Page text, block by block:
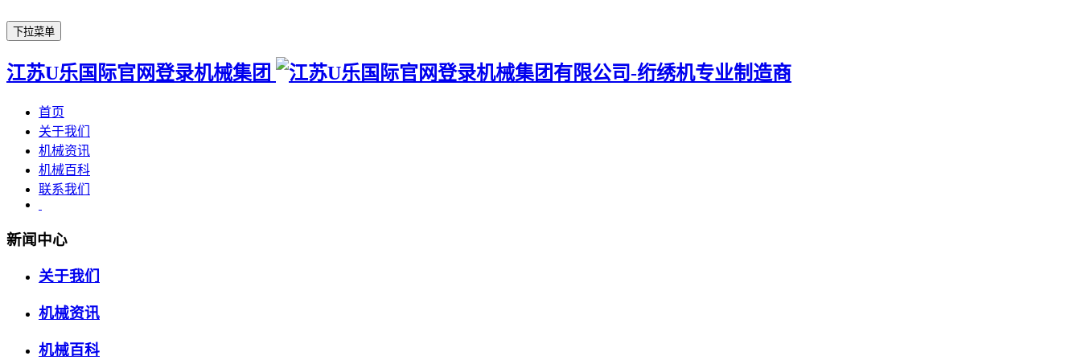
下拉菜单
江苏U乐国际官网登录机械集团
首页
关于我们
机械资讯
机械百科
联系我们
新闻中心
关于我们
机械资讯
机械百科